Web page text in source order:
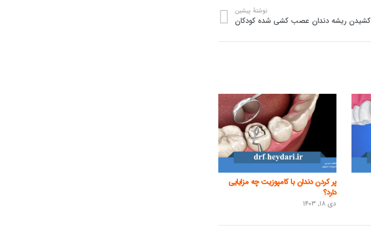
نوشتهٔ پیشین
کشیدن ریشه دندان عصب کشی شده کودکان
پر کردن دندان با کامپوزیت چه مزایایی
دارد؟
دی ۱۸, ۱۴۰۳